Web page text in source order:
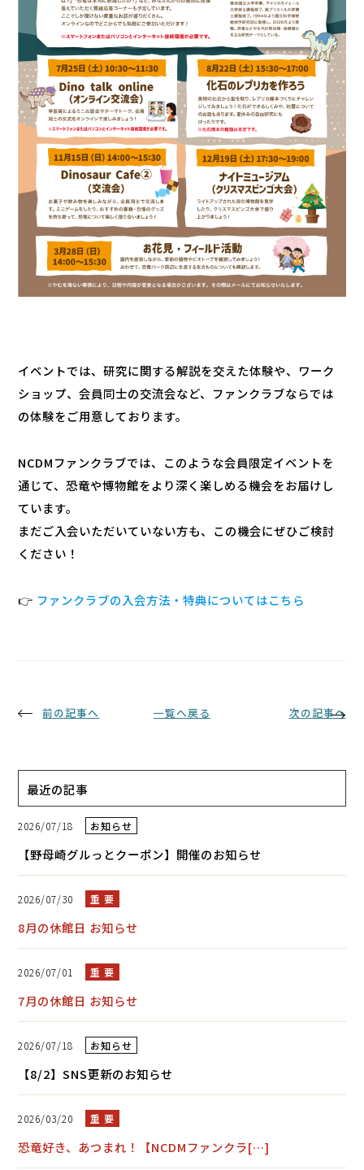
イベントでは、研究に関する解説を交えた体験や、ワーク
ショップ、会員同士の交流会など、ファンクラブならでは
の体験をご用意しております。
NCDMファンクラブでは、このような会員限定イベントを
通じて、恐竜や博物館をより深く楽しめる機会をお届けし
ています。
まだご入会いただいていない方も、この機会にぜひご検討
ください！
👉 ファンクラブの入会方法・特典についてはこちら
前の記事へ 一覧へ戻る 次の記事へ
最近の記事
2026/07/18 お知らせ
【野母崎グルっとクーポン】開催のお知らせ
2026/07/30 重 要
8月の休館日 お知らせ
2026/07/01 重 要
7月の休館日 お知らせ
2026/07/18 お知らせ
【8/2】SNS更新のお知らせ
2026/03/20 重 要
恐竜好き、あつまれ！【NCDMファンクラ[…]